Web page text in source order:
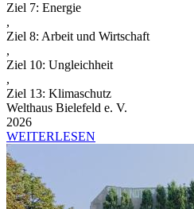
Ziel 7: Energie
,
Ziel 8: Arbeit und Wirtschaft
,
Ziel 10: Ungleichheit
,
Ziel 13: Klimaschutz
Welthaus Bielefeld e. V.
2026
WEITERLESEN